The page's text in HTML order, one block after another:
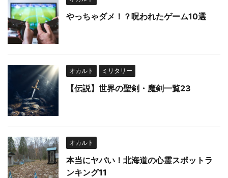
やっちゃダメ！？呪われたゲーム10選
オカルト ミリタリー
【伝説】世界の聖剣・魔剣一覧23
オカルト
本当にヤバい！北海道の心霊スポットラ
ンキング11